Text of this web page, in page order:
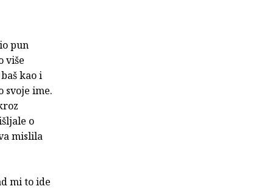
pun
više
kao i
svoje ime.
o
mislila
mi to ide